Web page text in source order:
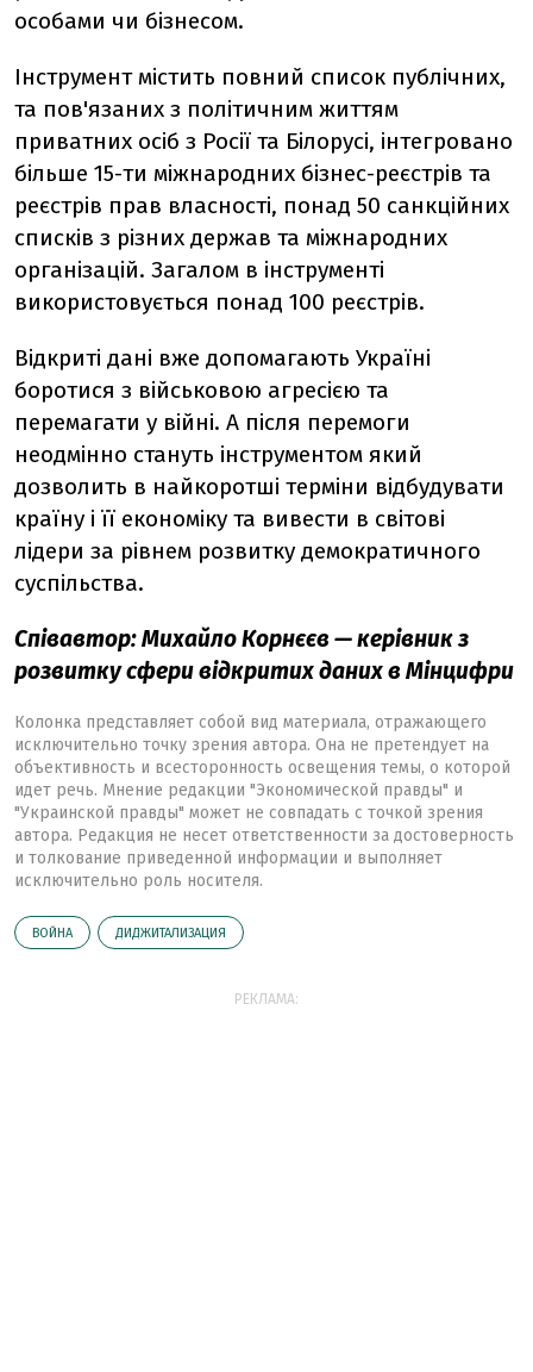
особами чи бізнесом.
Інструмент містить повний список публічних,
та пов'язаних з політичним життям
приватних осіб з Росії та Білорусі, інтегровано
більше 15-ти міжнародних бізнес-реєстрів та
реєстрів прав власності, понад 50 санкційних
списків з різних держав та міжнародних
організацій. Загалом в інструменті
використовується понад 100 реєстрів.
Відкриті дані вже допомагають Україні
боротися з військовою агресією та
перемагати у війні. А після перемоги
неодмінно стануть інструментом який
дозволить в найкоротші терміни відбудувати
країну і її економіку та вивести в світові
лідери за рівнем розвитку демократичного
суспільства.
Співавтор: Михайло Корнєєв — керівник з
розвитку сфери відкритих даних в Мінцифри
Колонка представляет собой вид материала, отражающего
исключительно точку зрения автора. Она не претендует на
объективность и всесторонность освещения темы, о которой
идет речь. Мнение редакции "Экономической правды" и
"Украинской правды" может не совпадать с точкой зрения
автора. Редакция не несет ответственности за достоверность
и толкование приведенной информации и выполняет
исключительно роль носителя.
ВОЙНА ДИДЖИТАЛИЗАЦИЯ
РЕКЛАМА: